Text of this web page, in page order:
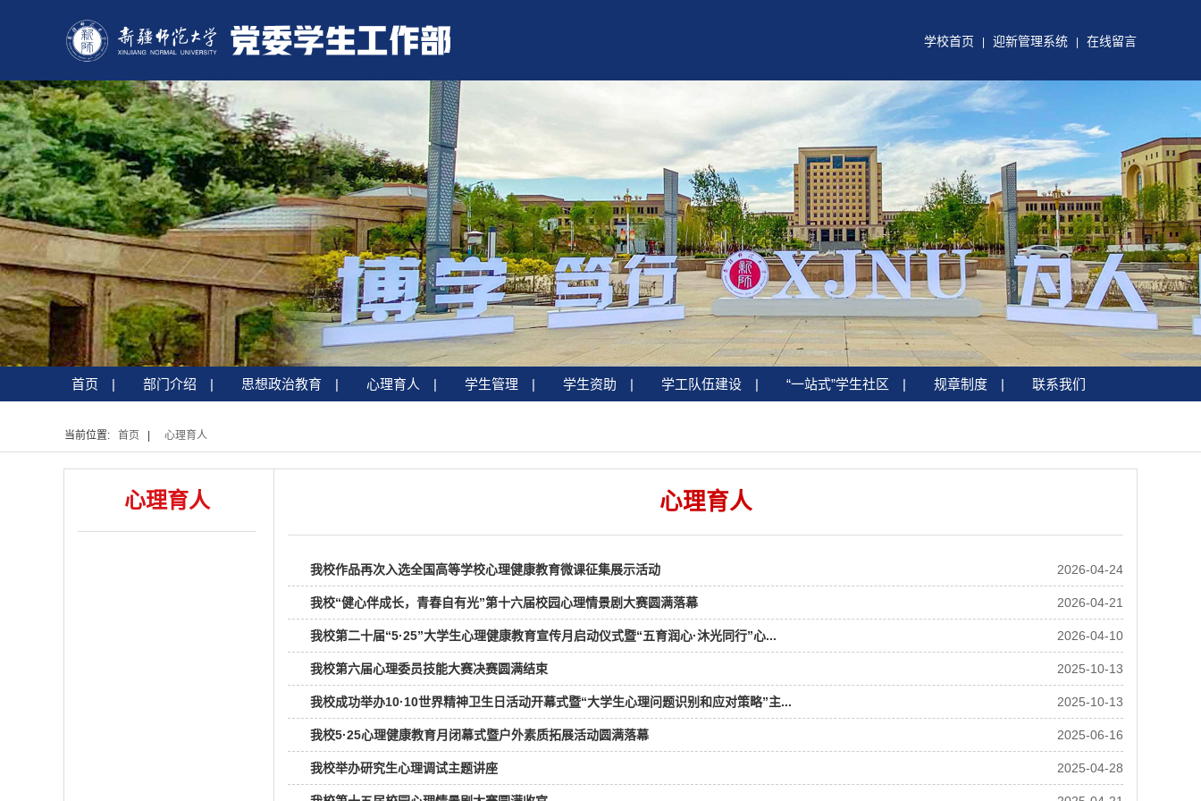
学校首页 迎新管理系统 在线留言
|
首页 |
部门介绍 |
思想政治教育 |
心理育人 |
学生管理 |
学生资助 |
学工队伍建设 |
“一站式”学生社区 |
规章制度 联系我们
当前位置: 首页 心理育人
心理育人 心理育人
我校作品再次入选全国高等学校心理健康教育微课征集展示活动 2026-04-24
我校“健心伴成长，青春自有光”第十六届校园心理情景剧大赛圆满落幕 2026-04-21
我校第二十届“5·25”大学生心理健康教育宣传月启动仪式暨“五育润心·沐光同行”心... 2026-04-10
我校第六届心理委员技能大赛决赛圆满结束 2025-10-13
我校成功举办10·10世界精神卫生日活动开幕式暨“大学生心理问题识别和应对策略”主... 2025-10-13
我校5·25心理健康教育月闭幕式暨户外素质拓展活动圆满落幕 2025-06-16
我校举办研究生心理调试主题讲座 2025-04-28